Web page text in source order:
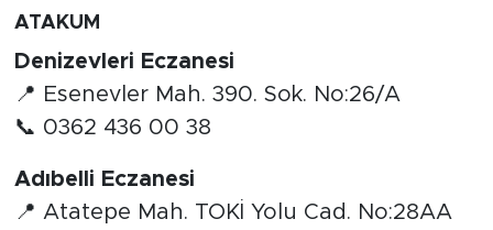
ATAKUM
Denizevleri Eczanesi
📍 Esenevler Mah. 390. Sok. No:26/A
📞 0362 436 00 38
Adıbelli Eczanesi
📍 Atatepe Mah. TOKİ Yolu Cad. No:28AA